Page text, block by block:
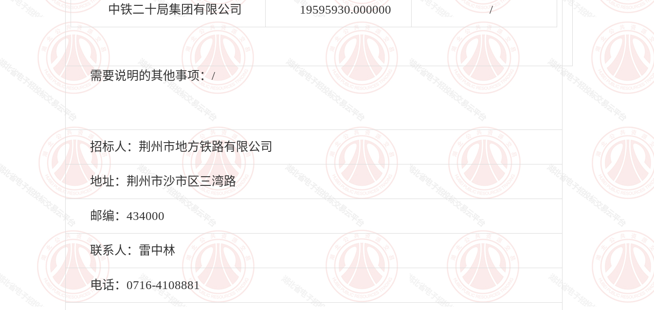
中铁二十局集团有限公司 19595930.000000 /
需要说明的其他事项：/
招标人：荆州市地方铁路有限公司
地址：荆州市沙市区三湾路
邮编：434000
联系人：雷中林
电话：0716-4108881